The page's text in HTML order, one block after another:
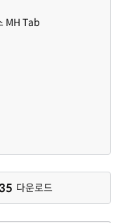
MH Tab
다운로드